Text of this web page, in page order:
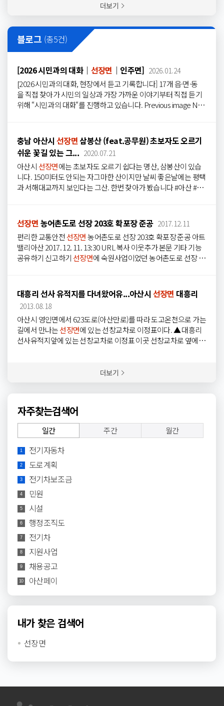
인연금 장애수당 장애인 자립자금 대여 저소득 한부모가족 공공
인 의료비 지원 통합조사2 사회보장급여 대상자 신규 및 변동 조사
- 담당지역 :...
주사보 이동규 기후변화대책과 승진 시장 기후변화대책과 366 농
지방농업 주사보 박주경선장면승진 시장선
장면368 보건소 지방보건 주사보 김예진 보건소 승진 시장 보건소
369 보건소 지방보건 주사보 이자희 보건소 승진 시장 보건소 370
담당관 지방환경 주사보 장선호 허가담당관 승진 시장 허가담당관
372 도로과 지방시설 주사보 목용균 도로과 승진 시장 도로과 373
건설과 지방시설 주사보 이국동 건설과 승진 시장 건설과 374 염치
읍 지방시설 주사보 양승민 염치읍 승진 시장 염치읍 375 도시재생
더보기
블로그 (총5건)
[2026 시민과의 대화｜ 선장면 ｜인주면] 2026.01.24
[2026 시민과의 대화, 현장에서 듣고 기록합니다] 17개 읍·면·동
을 직접 찾아가 시민의 일상과 가장 가까운 이야기부터 직접 듣기
위해 “시민과의 대화“를 진행하고 있습니다. Previous image Nex
통적으로 언급됐습니다. - 주요 의견 - 자연환경을 활용한 휴식·이
용 공간 조성 필요 하천·소하천 정비를 통한 침수 예방 및 수변 환
경 개선 요청 주민 공동 이용시설 개선 요구 마을 단위 에너지 기반
시설 구축 필요성 제기 교통 흐름 및 이동 안전 개선 요청 노후 도로
·교량 등 기반시설에 대한 안전 관리 필요성 제기 Previous image
Next image [ 인주면 ] 인주면에서는 행정 접근성 개선과 생활 체
설 진출입로 교통 혼잡 및 사고 위험에 대한 안전 우려 주민 여가·
체육 활동을 위한 생활형 체육시설 확충 요청 지역 간 이동 편의 향
상을 위한 고속도로 구간 반영 필요 마을 안길·배수로·소하천...
충남 아산시 선장면삼봉산 (feat.공무원) 초보자도 오르기
쉬운 꽃길 있는 그... 2020.07.21
아산시선장면에는 초보자도 오르기 쉽다는 명산, 삼봉산이 있습
니다. 150미터도 안되는 자그마한 산이지만 날씨 좋은날에는 평택
과 서해대교까지 보인다는 그산. 한번 찾아가 봤습니다 #아산 #명
선장면농어촌도로 선장 203호 확포장 준공 2017.12.11
편리한 교통안전선장면농어촌도로 선장 203호 확포장 준공 아트
밸리아산 2017. 12. 11. 13:30 URL 복사 이웃추가 본문 기타 기능
공유하기 신고하기선장면에 숙원사업이었던 농어촌도로 선장 20
길에 있는 도로죠 도로가선장면사무소도 진출입하는 주요 도로
임에도 불구하고 수십년간 중앙선도, 보도도 없는 도로로 그 동안
주민들의 불편함이 매우 컸는데요, 이번에 확 포장을 통해서 주민
들의 안전과 교통의 편리함까지 다 잡았답니다. 시원하게 닦인 도
로를 보니 저도 마음이 좋아지네요 앞으로도 시민들의 교통편의
증진을 위해 노력하도록 하겠어요, 좋은소식 또 들고 오겠습니다
대흥리 선사 유적지를 다녀왔어유...아산시 선장면 대흥리
2013.08.18
아산시 영인면에서 623도로(아산만로)를 따라 도고온천으로 가는
길에서 만나는선장면에 있는 선창교차로 이정표이다. ▲ 대흥리
선사유적지앞에 있는 선창교차로 이정표 이곳 선창교차로 옆에는
옆 도로변에 있어서 비가 내리는 날 이곳을 지나며 우연히 찾았다.
님을 그리워 한다는 꽃말을 가지고 있으며, 백일동안 핀다고하여
조그만 공원처럼 꾸며져 있었다. ▲ 선사유적지입구에 피어있는
백일홍 베롱나무 뒤에는 이곳 선사유적을 알리는 안내문과 함께
유적 발견당시의 사진을 안내하고 있다. 이곳 선사유적지는 아산
선장면과 당진 합덕을 잇는 선우대교 가설 공사 중 발굴된 것이라
고 한다. 유적지는 유적 발굴당시의 사진과 함께 안내를 하고 있지
만, 이곳을 찾은날은 원형상태는 전혀 알아 볼 수가 없는 상태이였
다. 유적지의 원형보다도 유적지의 원형상태를 보존하기 위해서
더보기
자주찾는검색어
일간
1 전기자동차
2 도로계획
3 전기차보조금
4 민원
5 시설
6 행정조직도
7 전기차
8 지원사업
9 채용공고
10 아산페이
주간 월간
내가 찾은 검색어
선장면